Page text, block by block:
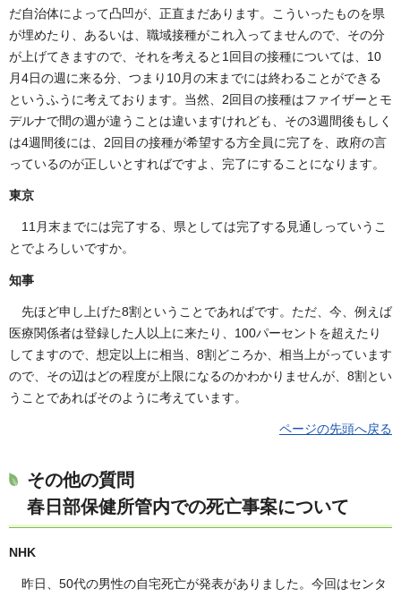
だ自治体によって凸凹が、正直まだあります。こういったものを県
が埋めたり、あるいは、職域接種がこれ入ってませんので、その分
が上げてきますので、それを考えると1回目の接種については、10
月4日の週に来る分、つまり10月の末までには終わることができる
というふうに考えております。当然、2回目の接種はファイザーとモ
デルナで間の週が違うことは違いますけれども、その3週間後もしく
は4週間後には、2回目の接種が希望する方全員に完了を、政府の言
っているのが正しいとすればですよ、完了にすることになります。
東京
11月末までには完了する、県としては完了する見通しっていうこ
とでよろしいですか。
知事
先ほど申し上げた8割ということであればです。ただ、今、例えば
医療関係者は登録した人以上に来たり、100パーセントを超えたり
してますので、想定以上に相当、8割どころか、相当上がっています
ので、その辺はどの程度が上限になるのかわかりませんが、8割とい
うことであればそのように考えています。
ページの先頭へ戻る
その他の質問
春日部保健所管内での死亡事案について
NHK
昨日、50代の男性の自宅死亡が発表がありました。今回はセンタ